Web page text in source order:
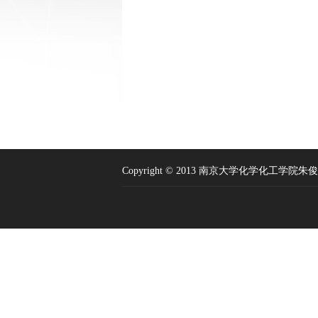
Copyright © 2013 南京大学化学化工学院朱